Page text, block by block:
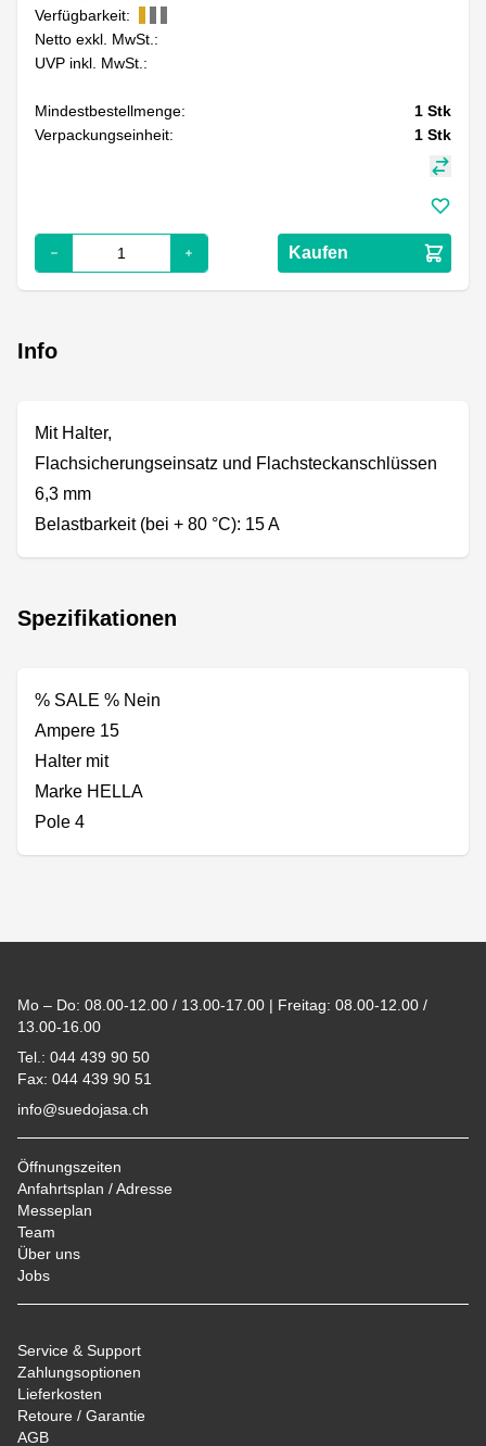
Verfügbarkeit:
Netto exkl. MwSt.:
UVP inkl. MwSt.:
Mindestbestellmenge: 1 Stk
Verpackungseinheit:
1 Stk
Kaufen
Info
Mit Halter,
Flachsicherungseinsatz und Flachsteckanschlüssen
6,3 mm
Belastbarkeit (bei + 80 °C): 15 A
Spezifikationen
% SALE % Nein
Ampere 15
Halter mit
Marke HELLA
Pole 4
Mo – Do: 08.00-12.00 / 13.00-17.00 | Freitag: 08.00-12.00 /
13.00-16.00
Tel.: 044 439 90 50
Fax: 044 439 90 51
info@suedojasa.ch
Öffnungszeiten
Anfahrtsplan / Adresse
Messeplan
Team
Über uns
Jobs
Service & Support
Zahlungsoptionen
Lieferkosten
Retoure / Garantie
AGB